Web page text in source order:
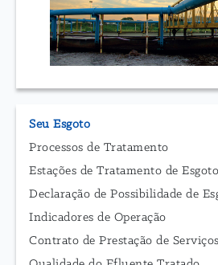
Seu Esgoto
Processos de Tratamento
Estações de Tratamento de Esgoto
Declaração de Possibilidade de
Indicadores de Operação
Contrato de Prestação de Serviços